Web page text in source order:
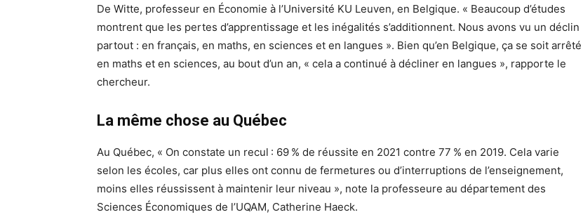
De Witte, professeur en Économie à l’Université KU Leuven, en Belgique. « Beaucoup d’études
montrent que les pertes d’apprentissage et les inégalités s’additionnent. Nous avons vu un déclin
partout : en français, en maths, en sciences et en langues ». Bien qu’en Belgique, ça se soit arrêté
en maths et en sciences, au bout d’un an, « cela a continué à décliner en langues », rapporte le
chercheur.
La même chose au Québec
Au Québec, « On constate un recul : 69 % de réussite en 2021 contre 77 % en 2019. Cela varie
selon les écoles, car plus elles ont connu de fermetures ou d’interruptions de l’enseignement,
moins elles réussissent à maintenir leur niveau », note la professeure au département des
Sciences Économiques de l’UQAM, Catherine Haeck.